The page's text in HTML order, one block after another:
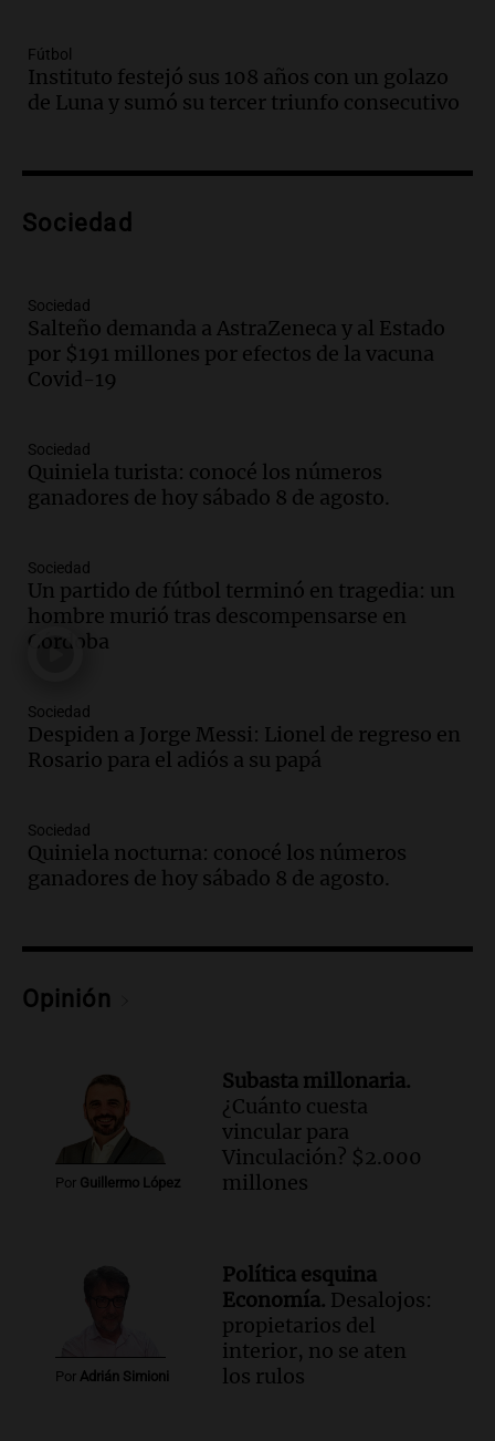
Audio.Borges, abogada de Pourrain:
"Tres hombres se lo llevaron para
hacerle preguntas y nunca regresó"
Episodios
metros del río Suquía y retiraron hasta
Episodios
Audio.La historia de la servilleta que
firmó Jorge Messi para el primer
contrato de Leo con Barcelona
Audio.Joan Gaspart: "Sin Jorge, no sé si
Messi hubiera llegado adonde llegó"
Audio.El orgullo y el sueño argentino de
Jorge Messi en una entrevista con Rony
Vargas en 2007
Audio.El abuelo de Agostina Vega, tras
las nuevas detenciones: "En esa casa
Episodios
Audio.Una nutricionista derribó el mito
del desayuno ideal: qué alimentos
Episodios
Audio.Mateo, a los 25 años, lucha
contra el tiempo: necesita un trasplante
para poder seguir viviend
Estiman que la inflación nacional
de julio será menor al 2,9% registrado
en CABA
Una mañana para todos
Episodios
Fútbol
Instituto festejó sus 108 años con un golazo
de Luna y sumó su tercer triunfo consecutivo
Sociedad
Sociedad
Salteño demanda a AstraZeneca y al Estado
por $191 millones por efectos de la vacuna
Covid-19
Sociedad
Quiniela turista: conocé los números
ganadores de hoy sábado 8 de agosto.
Sociedad
Un partido de fútbol terminó en tragedia: un
hombre murió tras descompensarse en
Córdoba
Sociedad
Despiden a Jorge Messi: Lionel de regreso en
Rosario para el adiós a su papá
Sociedad
Quiniela nocturna: conocé los números
ganadores de hoy sábado 8 de agosto.
Opinión
Por Guillermo López
Subasta millonaria.
¿Cuánto cuesta
vincular para
Vinculación? $2.000
millones
Por Adrián Simioni
Política esquina
Economía. Desalojos:
propietarios del
interior, no se aten
los rulos